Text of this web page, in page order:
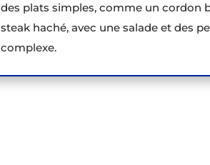
des plats simples, comme un cordon
steak haché, avec une salade et des
complexe.